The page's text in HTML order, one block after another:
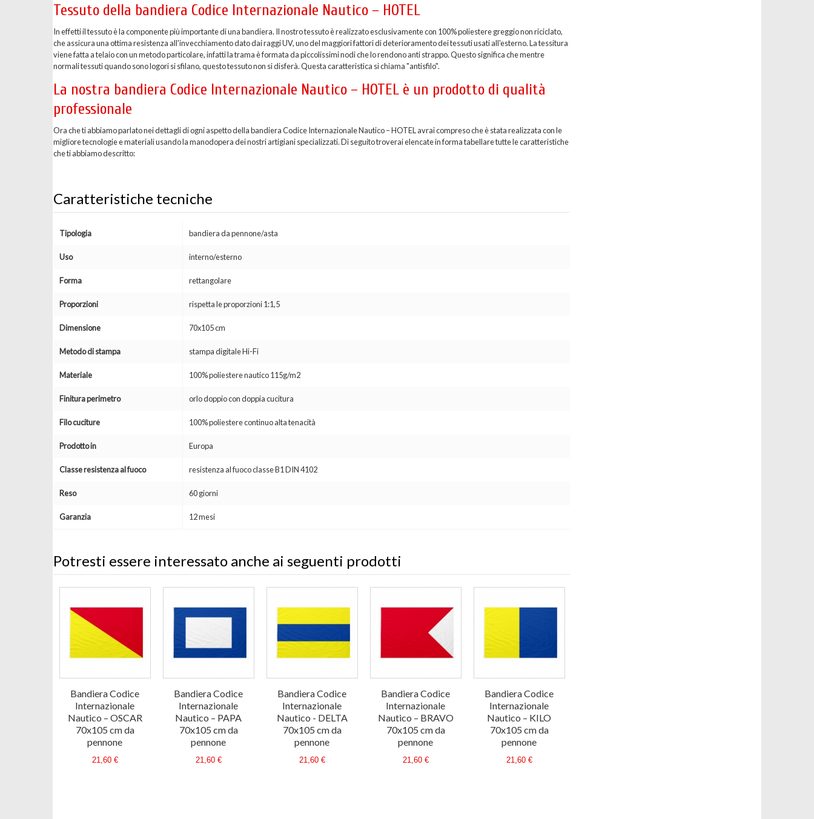
Tessuto della bandiera Codice Internazionale Nautico – HOTEL
In effetti il tessuto è la componente più importante di una bandiera. Il nostro tessuto è realizzato esclusivamente con 100% poliestere greggio non riciclato,
che assicura una ottima resistenza all'invecchiamento dato dai raggi UV, uno del maggiori fattori di deterioramento dei tessuti usati all'esterno. La tessitura
viene fatta a telaio con un metodo particolare, infatti la trama è formata da piccolissimi nodi che lo rendono anti strappo. Questo significa che mentre
normali tessuti quando sono logori si sfilano, questo tessuto non si disferà. Questa caratteristica si chiama "antisfilo".
La nostra bandiera Codice Internazionale Nautico – HOTEL è un prodotto di qualità
professionale
Ora che ti abbiamo parlato nei dettagli di ogni aspetto della bandiera Codice Internazionale Nautico – HOTEL avrai compreso che è stata realizzata con le
migliore tecnologie e materiali usando la manodopera dei nostri artigiani specializzati. Di seguito troverai elencate in forma tabellare tutte le caratteristiche
che ti abbiamo descritto:
Caratteristiche tecniche
Tipologia bandiera da pennone/asta
Uso interno/esterno
Forma rettangolare
Proporzioni rispetta le proporzioni 1:1,5
Dimensione 70x105 cm
Metodo di stampa stampa digitale Hi-Fi
Materiale 100% poliestere nautico 115g/m2
Finitura perimetro orlo doppio con doppia cucitura
Filo cuciture 100% poliestere continuo alta tenacità
Prodotto in Europa
Classe resistenza al fuoco resistenza al fuoco classe B1 DIN 4102
Reso 60 giorni
Garanzia 12 mesi
Potresti essere interessato anche ai seguenti prodotti
Bandiera Codice
Internazionale
Nautico – OSCAR
70x105 cm da
pennone
21,60 €
Bandiera Codice
Internazionale
Nautico – PAPA
70x105 cm da
pennone
21,60 €
Bandiera Codice
Internazionale
Nautico - DELTA
70x105 cm da
pennone
21,60 €
Bandiera Codice
Internazionale
Nautico – BRAVO
70x105 cm da
pennone
21,60 €
Bandiera Codice
Internazionale
Nautico – KILO
70x105 cm da
pennone
21,60 €